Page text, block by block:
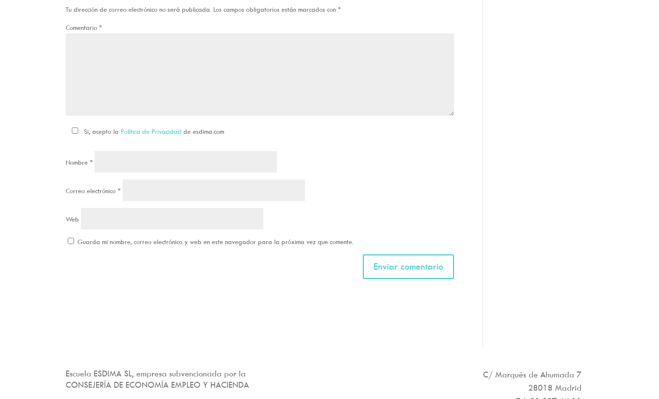
Tu dirección de correo electrónico no será publicada. Los campos obligatorios están marcados con*
Comentario*
Si, acepto la Política de Privacidad de esdima.com
Nombre*
Correo electrónico*
Web
Guarda mi nombre, correo electrónico y web en este navegador para la próxima vez que comente.
Escuela ESDIMA SL, empresa subvencionada por la
CONSEJERÍA DE ECONOMÍA EMPLEO Y HACIENDA
C/ Marqués de Ahumada 7
28018 Madrid